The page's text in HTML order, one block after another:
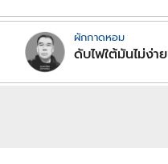
ผักกาดหอม
ดับไฟใต้มันไม่ง่าย